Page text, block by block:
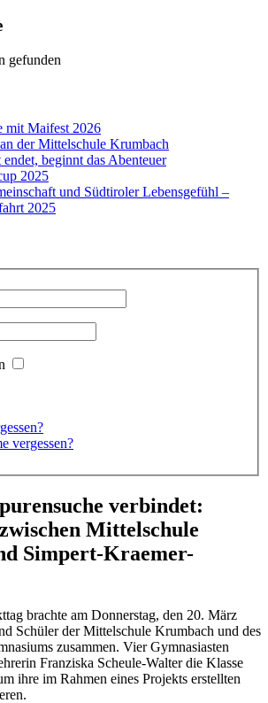
gefunden
mit Maifest 2026
der Mittelschule Krumbach
beginnt das Abenteuer
2025
und Südtiroler Lebensgefühl –
2025
vergessen?
verbindet:
Mittelschule
Simpert-Kraemer-
brachte am Donnerstag, den 20. März
Schüler der Mittelschule Krumbach und des
zusammen. Vier Gymnasiasten
Franziska Scheule-Walter die Klasse
ihre im Rahmen eines Projekts erstellten